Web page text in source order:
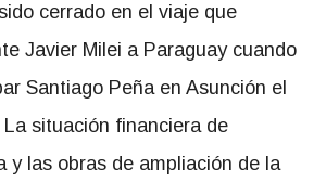
cerrado en el viaje que
Javier Milei a Paraguay cuando
Santiago Peña en Asunción el
situación financiera de
y las obras de ampliación de la